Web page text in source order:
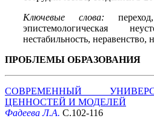
Ключевые слова:
эпистемологическая
нестабильность, неравенство,
ПРОБЛЕМЫ ОБРАЗОВАНИЯ
СОВРЕМЕННЫЙ
ЦЕННОСТЕЙ И МОДЕЛЕЙ
Фадеева Л.А. С.102-116